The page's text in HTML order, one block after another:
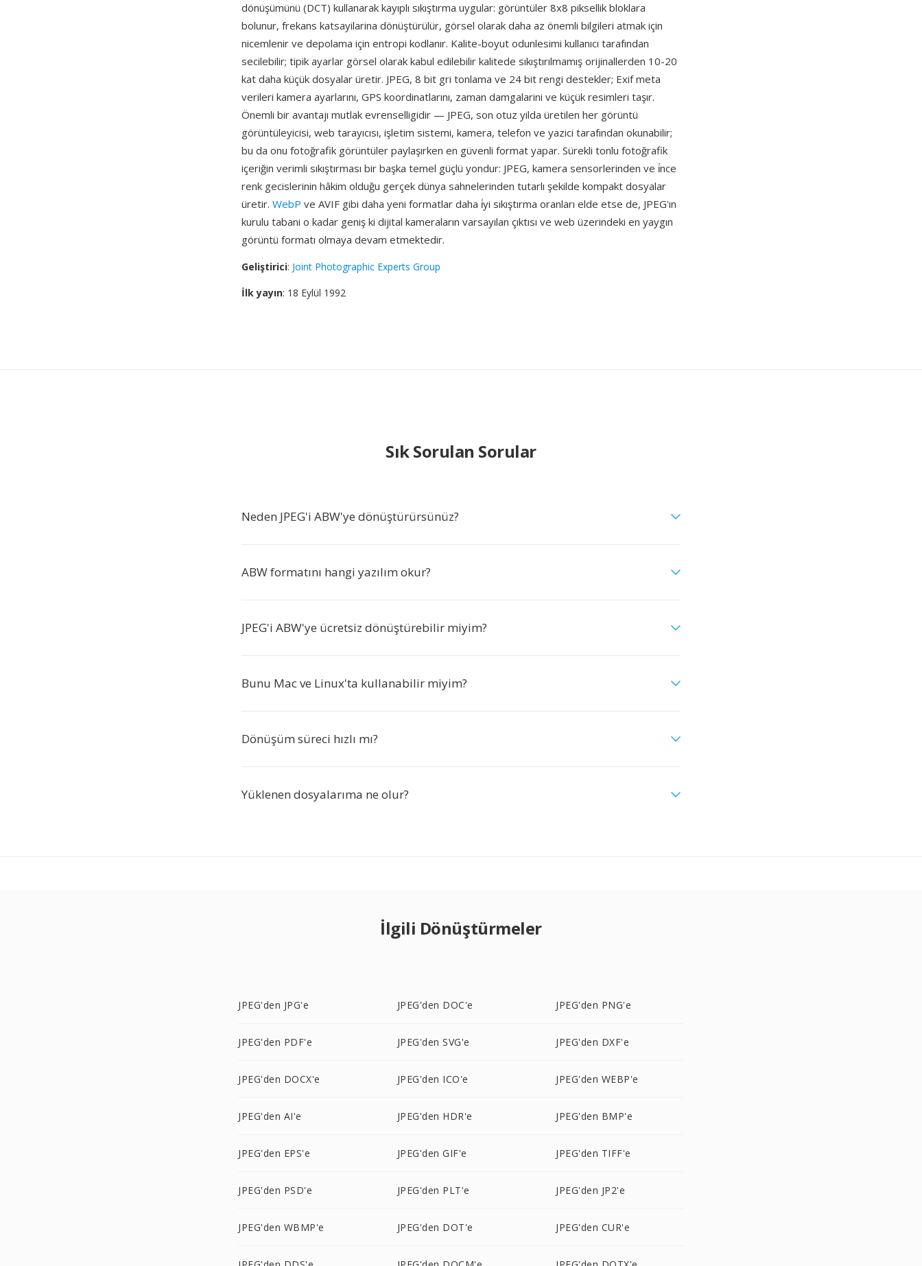
dönüşümünü (DCT) kullanarak kayıplı sıkıştırma uygular: görüntüler 8x8 piksellik bloklara
bolunur, frekans katsayilarina dönüştürülür, görsel olarak daha az önemli bilgileri atmak için
nicemlenir ve depolama için entropi kodlanır. Kalite-boyut odunlesimi kullanıcı tarafından
secilebilir; tipik ayarlar görsel olarak kabul edilebilir kalitede sıkıştırılmamış orijinallerden 10-20
kat daha küçük dosyalar üretir. JPEG, 8 bit gri tonlama ve 24 bit rengi destekler; Exif meta
verileri kamera ayarlarını, GPS koordinatlarını, zaman damgalarini ve küçük resimleri taşır.
Önemli bir avantajı mutlak evrenselligidir — JPEG, son otuz yilda üretilen her görüntü
görüntüleyicisi, web tarayıcısı, işletim sistemi, kamera, telefon ve yazici tarafından okunabilir;
bu da onu fotoğrafik görüntüler paylaşırken en güvenli format yapar. Sürekli tonlu fotoğrafik
içeriğin verimli sıkıştırması bir başka temel güçlü yondur: JPEG, kamera sensorlerinden ve i̇nce
renk gecislerinin hâkim olduğu gerçek dünya sahnelerinden tutarlı şekilde kompakt dosyalar
üretir. WebP ve AVIF gibi daha yeni formatlar daha i̇yi sıkıştırma oranları elde etse de, JPEG'ın
kurulu tabani o kadar geniş ki dijital kameraların varsayılan çıktısı ve web üzerindeki en yaygın
görüntü formatı olmaya devam etmektedir.
Geliştirici: Joint Photographic Experts Group
İlk yayın: 18 Eylül 1992
Sık Sorulan Sorular
Neden JPEG'i ABW'ye dönüştürürsünüz?
ABW formatını hangi yazılım okur?
JPEG'i ABW'ye ücretsiz dönüştürebilir miyim?
Bunu Mac ve Linux'ta kullanabilir miyim?
Dönüşüm süreci hızlı mı?
Yüklenen dosyalarıma ne olur?
İlgili Dönüştürmeler
JPEG'den JPG'e JPEG'den DOC'e JPEG'den PNG'e
JPEG'den PDF'e JPEG'den SVG'e JPEG'den DXF'e
JPEG'den DOCX'e JPEG'den ICO'e JPEG'den WEBP'e
JPEG'den AI'e JPEG'den HDR'e JPEG'den BMP'e
JPEG'den EPS'e JPEG'den GIF'e JPEG'den TIFF'e
JPEG'den PSD'e JPEG'den PLT'e JPEG'den JP2'e
JPEG'den WBMP'e JPEG'den DOT'e JPEG'den CUR'e